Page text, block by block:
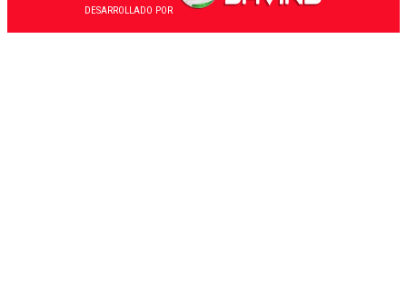
DESARROLLADO POR